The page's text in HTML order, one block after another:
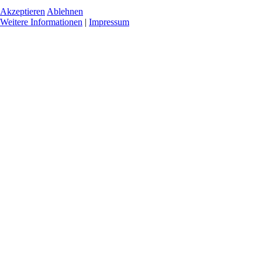
Akzeptieren Ablehnen
Weitere Informationen | Impressum